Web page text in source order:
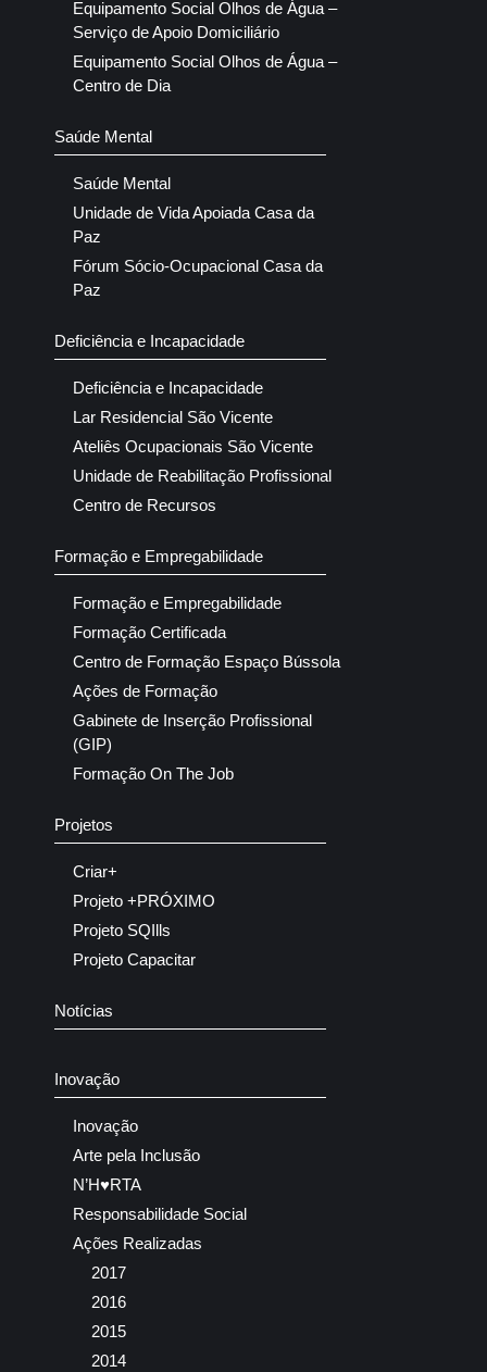
Equipamento Social Olhos de Água –
Serviço de Apoio Domiciliário
Equipamento Social Olhos de Água –
Centro de Dia
Saúde Mental
Saúde Mental
Unidade de Vida Apoiada Casa da
Paz
Fórum Sócio-Ocupacional Casa da
Paz
Deficiência e Incapacidade
Deficiência e Incapacidade
Lar Residencial São Vicente
Ateliês Ocupacionais São Vicente
Unidade de Reabilitação Profissional
Centro de Recursos
Formação e Empregabilidade
Formação e Empregabilidade
Formação Certificada
Centro de Formação Espaço Bússola
Ações de Formação
Gabinete de Inserção Profissional
(GIP)
Formação On The Job
Projetos
Criar+
Projeto +PRÓXIMO
Projeto SQIlls
Projeto Capacitar
Notícias
Inovação
Inovação
Arte pela Inclusão
N’H♥RTA
Responsabilidade Social
Ações Realizadas
2017
2016
2015
2014